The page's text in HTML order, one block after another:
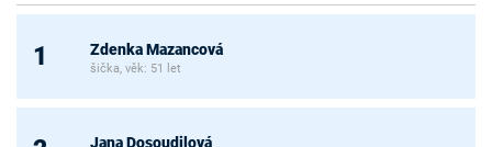
1 Zdenka Mazancová
šička, věk: 51 let
Jana Dosoudilová